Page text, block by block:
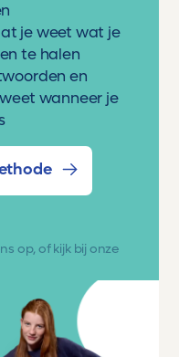
je weet wat je
te halen
en
wanneer je
op, of kijk bij onze